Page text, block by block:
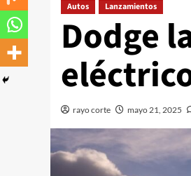
Autos Lanzamientos
Dodge
rayo corte mayo 21, 2025